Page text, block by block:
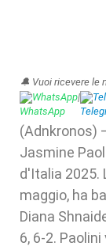
🔔 Vuoi ricevere le
WhatsApp|
(Adnkronos)
Jasmine
d'Italia 2025.
maggio, ha
Diana
6, 6-2.